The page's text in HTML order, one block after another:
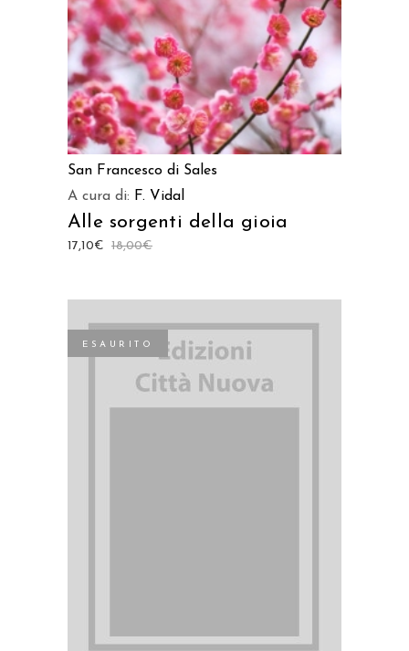
San Francesco di Sales
A cura di: F. Vidal
Alle sorgenti della gioia
18,00€
17,10€
ESAURITO